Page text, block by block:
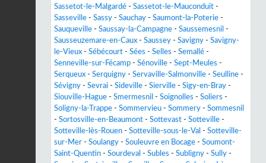
Sassetot-le-Malgardé - Sassetot-le-Mauconduit -
Sasseville - Sassy - Sauchay - Saumont-la-Poterie -
Sauqueville - Saussay-la-Campagne - Saussemesnil -
Sausseuzemare-en-Caux - Saussey - Savigny - Savigny-
le-Vieux - Sébécourt - Sées - Selles - Semallé -
Senneville-sur-Fécamp - Sénoville - Sept-Meules -
Serqueux - Serquigny - Servaville-Salmonville - Seulline -
Sévigny - Sevrai - Sideville - Sierville - Sigy-en-Bray -
Siouville-Hague - Smermesnil - Soignolles - Soliers -
Soligny-la-Trappe - Sommervieu - Sommery - Sommesnil
- Sortosville-en-Beaumont - Sottevast - Sotteville -
Sotteville-lès-Rouen - Sotteville-sous-le-Val - Sotteville-
sur-Mer - Soulangy - Souleuvre en Bocage - Soumont-
Saint-Quentin - Sourdeval - Subles - Subligny - Sully -